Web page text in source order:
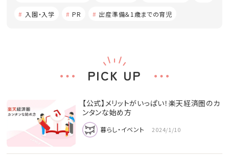
入園・入学 PR 出産準備＆1歳までの育児
PICK UP
【公式】メリットがいっぱい！楽天経済圏のカ
ンタンな始め方
暮らし・イベント 2024/1/10